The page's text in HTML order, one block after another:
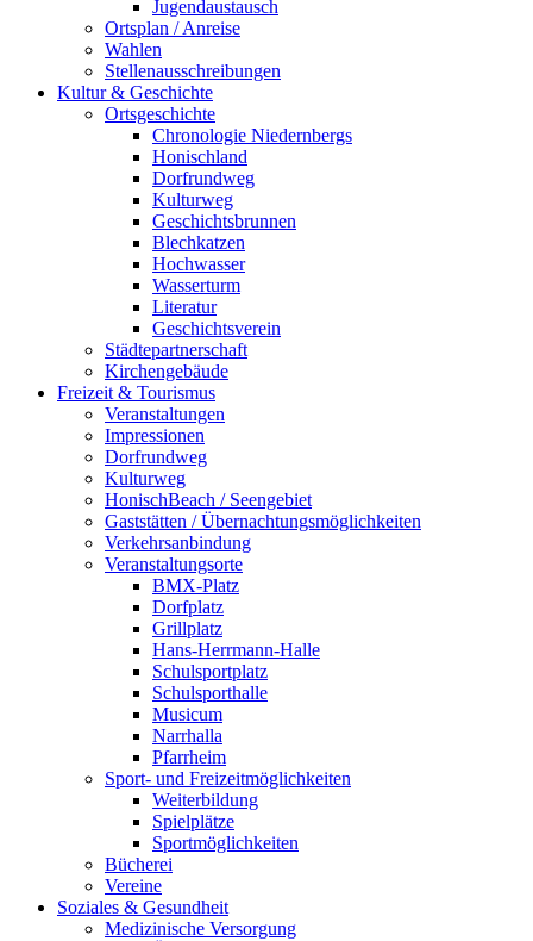
Jugendaustausch
Ortsplan / Anreise
Wahlen
Stellenausschreibungen
Kultur & Geschichte
Ortsgeschichte
Chronologie Niedernbergs
Honischland
Dorfrundweg
Kulturweg
Geschichtsbrunnen
Blechkatzen
Hochwasser
Wasserturm
Literatur
Geschichtsverein
Städtepartnerschaft
Kirchengebäude
Freizeit & Tourismus
Veranstaltungen
Impressionen
Dorfrundweg
Kulturweg
HonischBeach / Seengebiet
Gaststätten / Übernachtungsmöglichkeiten
Verkehrsanbindung
Veranstaltungsorte
BMX-Platz
Dorfplatz
Grillplatz
Hans-Herrmann-Halle
Schulsportplatz
Schulsporthalle
Musicum
Narrhalla
Pfarrheim
Sport- und Freizeitmöglichkeiten
Weiterbildung
Spielplätze
Sportmöglichkeiten
Bücherei
Vereine
Soziales & Gesundheit
Medizinische Versorgung